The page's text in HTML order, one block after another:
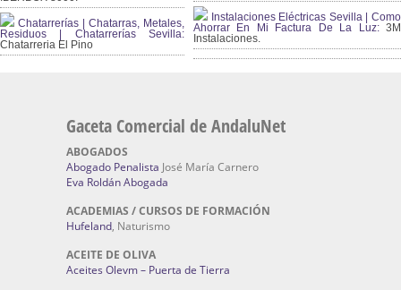
Chatarrerías | Chatarras, Metales,
Residuos | Chatarrerías Sevilla:
Chatarreria El Pino
Instalaciones Eléctricas Sevilla | Como
Ahorrar En Mi Factura De La Luz:3M
Instalaciones.
Gaceta Comercial de AndaluNet
ABOGADOS
Abogado Penalista José María Carnero
Eva Roldán Abogada
ACADEMIAS / CURSOS DE FORMACIÓN
Hufeland, Naturismo
ACEITE DE OLIVA
Aceites Olevm – Puerta de Tierra